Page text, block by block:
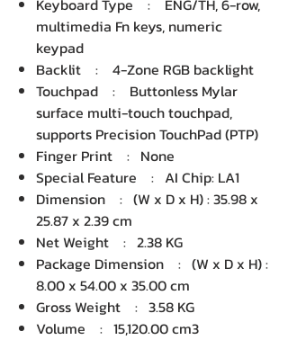
Keyboard Type : ENG/TH, 6-row,
multimedia Fn keys, numeric
keypad
Backlit : 4-Zone RGB backlight
Touchpad : Buttonless Mylar
surface multi-touch touchpad,
supports Precision TouchPad (PTP)
Finger Print : None
Special Feature : AI Chip: LA1
Dimension : (W x D x H) : 35.98 x
25.87 x 2.39 cm
Net Weight : 2.38 KG
Package Dimension : (W x D x H) :
8.00 x 54.00 x 35.00 cm
Gross Weight : 3.58 KG
Volume : 15,120.00 cm3